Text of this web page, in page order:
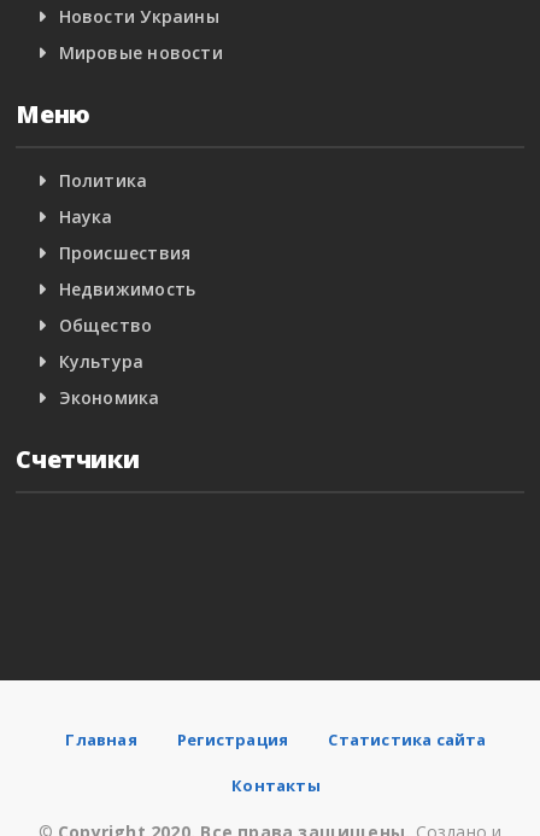
Новости Украины
Мировые новости
Меню
Политика
Наука
Происшествия
Недвижимость
Общество
Культура
Экономика
Счетчики
Главная Регистрация Статистика сайта
Контакты
© Copyright 2020. Все права защищены. Создано и